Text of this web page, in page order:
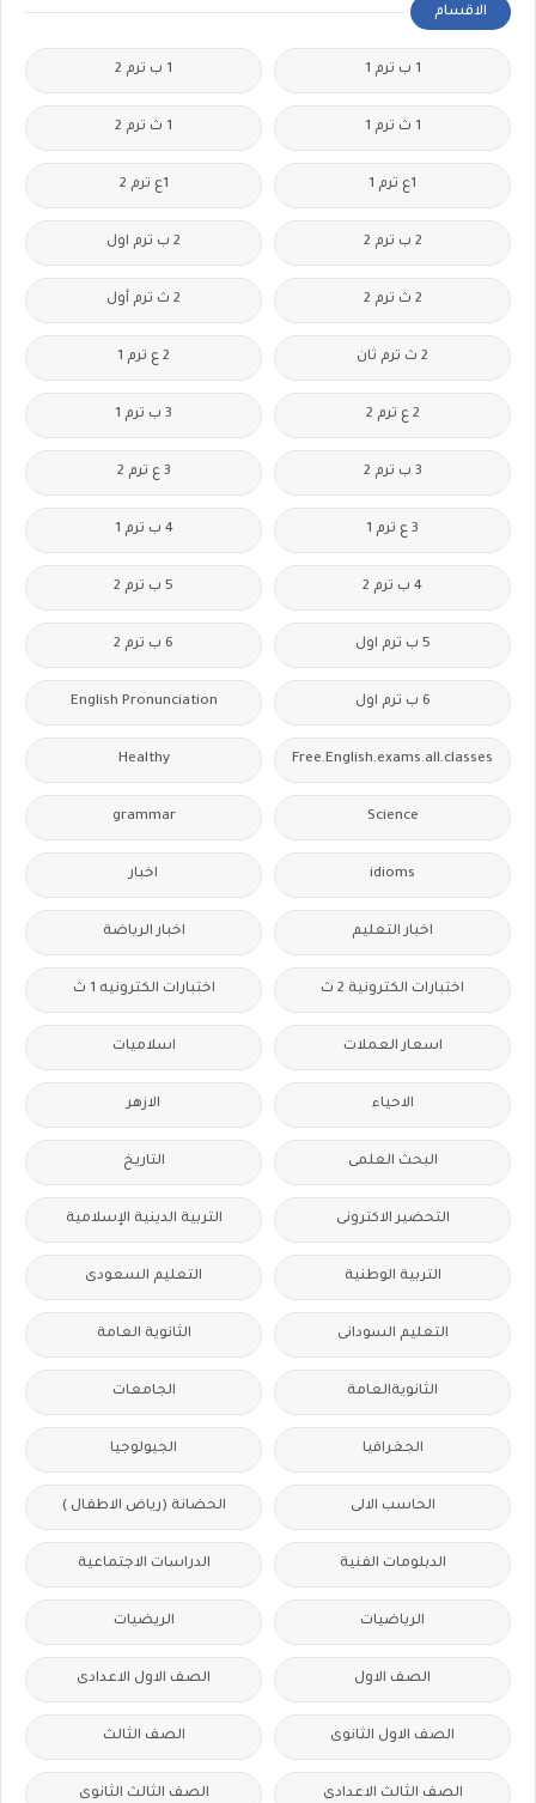
الاقسام
1 ب ترم 1 1 ب ترم 2
1 ث ترم 1 1 ث ترم 2
1ع ترم 1 1ع ترم 2
2 ب ترم 2 2 ب ترم اول
2 ث ترم 2 2 ث ترم أول
2 ث ترم ثان 2 ع ترم 1
2 ع ترم 2 3 ب ترم 1
3 ب ترم 2 3 ع ترم 2
3 ع ترم 1 4 ب ترم 1
4 ب ترم 2 5 ب ترم 2
5 ب ترم اول 6 ب ترم 2
6 ب ترم اول English Pronunciation
Free.English.exams.all.classes
Healthy
Science
grammar
idioms اخبار
اخبار التعليم اخبار الرياضة
اختبارات الكترونية 2 ث اختبارات الكترونيه 1 ث
اسعار العملات اسلاميات
الاحياء الازهر
البحث العلمى التاريخ
التحضير الاكترونى التربية الدينية الإسلامية
التربية الوطنية التعليم السعودى
التعليم السودانى الثانوية العامة
الثانويةالعامة الجامعات
الجغرافيا الجيولوجيا
الحاسب الالى الحضانة (رياض الاطفال )
الدبلومات الفنية الدراسات الاجتماعية
الرياضيات الريضيات
الصف الاول الصف الاول الاعدادى
الصف الاول الثانوى الصف الثالث
الصف الثالث الاعدادى الصف الثالث الثانوى